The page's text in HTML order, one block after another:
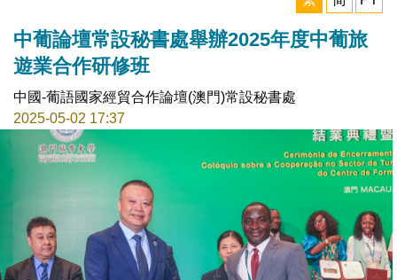
中葡論壇常設秘書處舉辦2025年度中葡旅
遊業合作研修班
中國-葡語國家經貿合作論壇(澳門)常設秘書處
2025-05-02 17:37